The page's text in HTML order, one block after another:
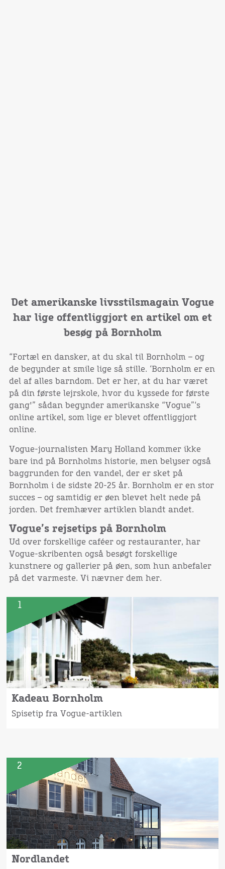
Det amerikanske livsstilsmagain Vogue
har lige offentliggjort en artikel om et
besøg på Bornholm
“Fortæl en dansker, at du skal til Bornholm – og
de begynder at smile lige så stille. ‘Bornholm er en
del af alles barndom. Det er her, at du har været
på din første lejrskole, hvor du kyssede for første
gang'” sådan begynder amerikanske “Vogue”‘s
online artikel, som lige er blevet offentliggjort
online.
Vogue-journalisten Mary Holland kommer ikke
bare ind på Bornholms historie, men belyser også
baggrunden for den vandel, der er sket på
Bornholm i de sidste 20-25 år. Bornholm er en stor
succes – og samtidig er øen blevet helt nede på
jorden. Det fremhæver artiklen blandt andet.
Vogue’s rejsetips på Bornholm
Ud over forskellige caféer og restauranter, har
Vogue-skribenten også besøgt forskellige
kunstnere og gallerier på øen, som hun anbefaler
på det varmeste. Vi nævner dem her.
1
Kadeau Bornholm
Spisetip fra Vogue-artiklen
2
Nordlandet